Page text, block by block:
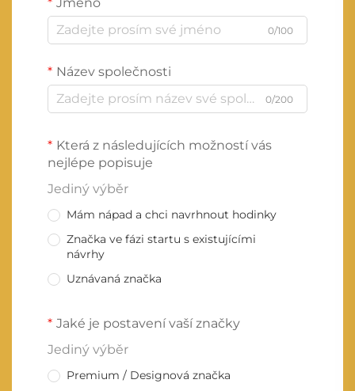
0/100
Název společnosti
0/200
Která z následujících možností vás
nejlépe popisuje
Jediný výběr
Mám nápad a chci navrhnout hodinky
Značka ve fázi startu s existujícími
návrhy
Uznávaná značka
Jaké je postavení vaší značky
Jediný výběr
Premium / Designová značka